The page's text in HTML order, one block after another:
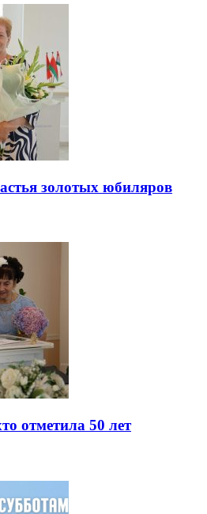
золотых юбиляров
отметила 50 лет